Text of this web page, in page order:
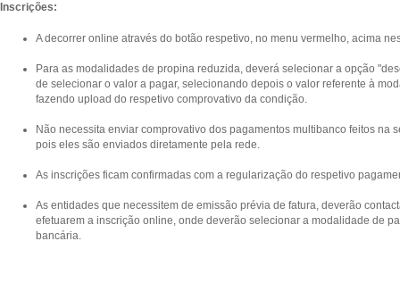
Inscrições:
A decorrer online através do botão respetivo, no menu vermelho, acima
Para as modalidades de propina reduzida, deverá selecionar a opção
de selecionar o valor a pagar, selecionando depois o valor referente à
fazendo upload do respetivo comprovativo da condição.
Não necessita enviar comprovativo dos pagamentos multibanco feitos na
pois eles são enviados diretamente pela rede.
As inscrições ficam confirmadas com a regularização do respetivo
As entidades que necessitem de emissão prévia de fatura, deverão
efetuarem a inscrição online, onde deverão selecionar a modalidade de
bancária.